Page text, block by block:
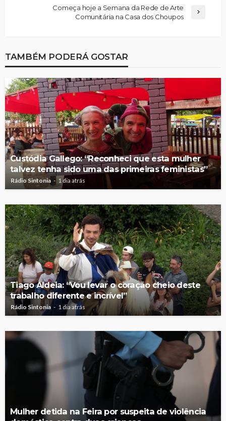
Começa hoje a Semana da Rede de Arte
Comunitária na Casa dos Choupos
TAMBÉM PODERÁ GOSTAR
Custódia Gallego: “Reconheci que esta mulher
talvez tenha sido uma das primeiras feministas”
Rádio Sintonia 1 dia atrás
Tiago Aldeia: “Vou levar o coração cheio deste
trabalho diferente e incrível”
Rádio Sintonia 1 dia atrás
Mulher detida na Feira por suspeita de violência